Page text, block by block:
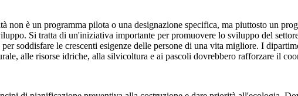
non è un programma pilota o una designazione specifica, ma piuttosto un
Si tratta di un'iniziativa importante per promuovere lo sviluppo del
soddisfare le crescenti esigenze delle persone di una vita migliore. I
alle risorse idriche, alla silvicoltura e ai pascoli dovrebbero rafforzare il